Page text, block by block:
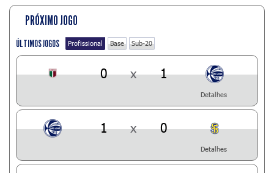
PRÓXIMO JOGO
ÚLTIMOS JOGOS Profissional Base Sub-20
0 x 1
Detalhes
1 x 0
Detalhes